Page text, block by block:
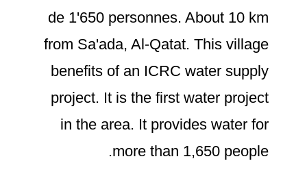
de 1'650 personnes. About 10 km
from Sa'ada, Al-Qatat. This village
benefits of an ICRC water supply
project. It is the first water project
in the area. It provides water for
more than 1,650 people.